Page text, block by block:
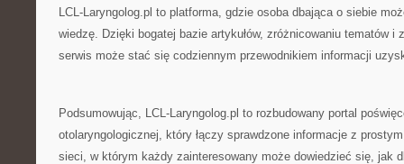
LCL-Laryngolog.pl to platforma, gdzie osoba dbająca o siebie
wiedzę. Dzięki bogatej bazie artykułów, zróżnicowaniu tematów i
serwis może stać się codziennym przewodnikiem informacji
Podsumowując, LCL-Laryngolog.pl to rozbudowany portal
otolaryngologicznej, który łączy sprawdzone informacje z
sieci, w którym każdy zainteresowany może dowiedzieć się, jak